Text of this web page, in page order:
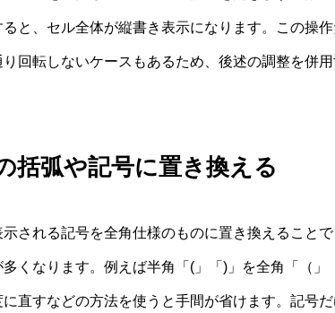
ると、セル全体が縦書き表示になります。この操
り回転しないケースもあるため、後述の調整を併用
括弧や記号に置き換える
される記号を全角仕様のものに置き換えること
多くなります。例えば半角「(」「)」を全角「（
に直すなどの方法を使うと手間が省けます。記号